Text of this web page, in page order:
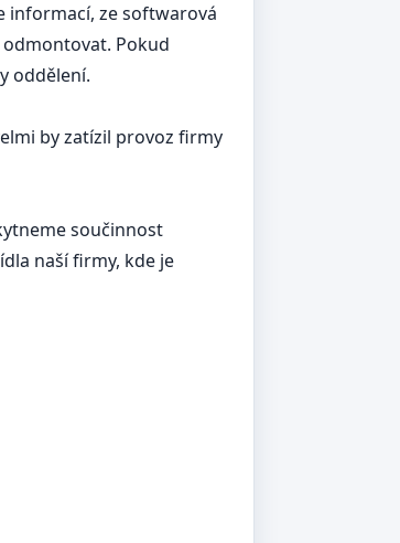
informací, ze softwarová
Pokud
oddělení.
by zatízil provoz firmy
součinnost
naší firmy, kde je